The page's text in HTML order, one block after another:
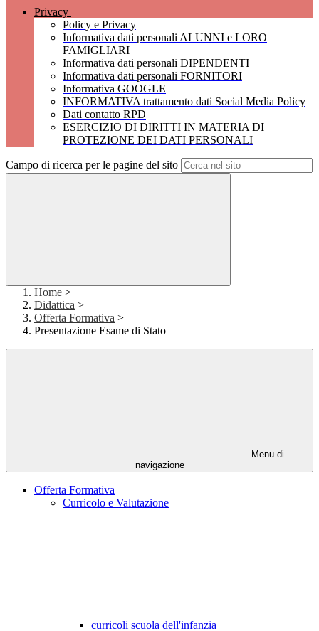
Privacy
Policy e Privacy
Informativa dati personali ALUNNI e LORO
FAMIGLIARI
Informativa dati personali DIPENDENTI
Informativa dati personali FORNITORI
Informativa GOOGLE
INFORMATIVA trattamento dati Social Media Policy
Dati contatto RPD
ESERCIZIO DI DIRITTI IN MATERIA DI
PROTEZIONE DEI DATI PERSONALI
Campo di ricerca per le pagine del sito
Home >
Didattica >
Offerta Formativa >
Presentazione Esame di Stato
Menu di
navigazione
Offerta Formativa
Curricolo e Valutazione
curricoli scuola dell'infanzia